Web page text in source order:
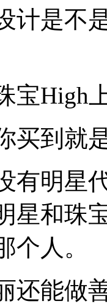
计是不
宝High
买到就
有明星
星和珠
个人。
还能做